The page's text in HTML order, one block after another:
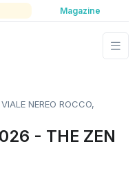
Magazine
NEREO ROCCO,
- THE ZEN